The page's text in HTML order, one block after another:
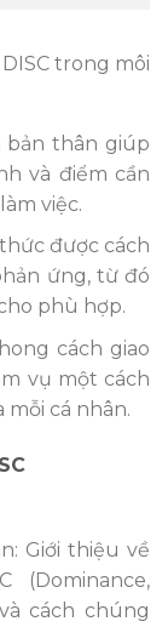
trong môi
bản thân giúp
và điểm cần
việc.
được cách
ứng, từ đó
phù hợp.
cách giao
vụ một cách
cá nhân.
Giới thiệu về
(Dominance,
cách chúng